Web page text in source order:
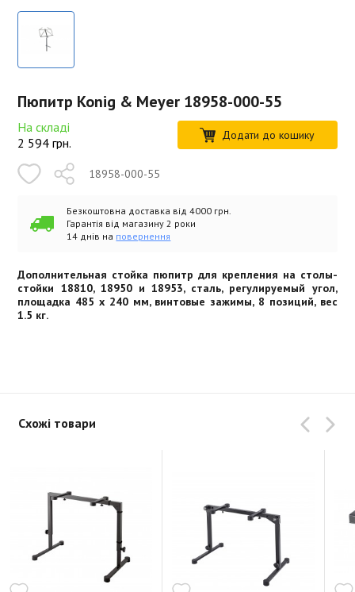
Пюпитр Konig & Meyer 18958-000-55
На складі
2 594 грн. Додати до кошику
18958-000-55
Безкоштовна доставка від 4000 грн.
Гарантія від магазину 2 роки
14 днів на повернення
Дополнительная стойка пюпитр для крепления на столы-
стойки 18810, 18950 и 18953, сталь, регулируемый угол,
площадка 485 x 240 мм, винтовые зажимы, 8 позиций, вес
1.5 кг.
Схожі товари